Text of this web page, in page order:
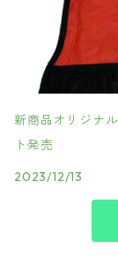
新商品オリジナ
ト発売
2023/12/13